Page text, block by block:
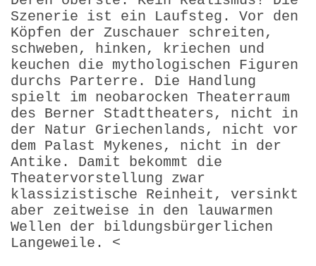
Szenerie ist ein Laufsteg. Vor den
Köpfen der Zuschauer schreiten,
schweben, hinken, kriechen und
keuchen die mythologischen Figuren
durchs Parterre. Die Handlung
spielt im neobarocken Theaterraum
des Berner Stadttheaters, nicht in
der Natur Griechenlands, nicht vor
dem Palast Mykenes, nicht in der
Antike. Damit bekommt die
Theatervorstellung zwar
klassizistische Reinheit, versinkt
aber zeitweise in den lauwarmen
Wellen der bildungsbürgerlichen
Langeweile. <